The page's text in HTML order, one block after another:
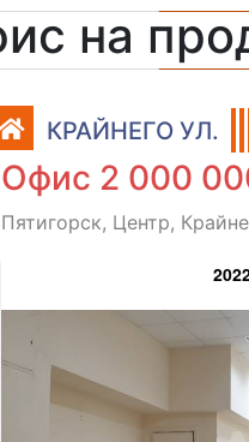
на
КРАЙНЕГО УЛ.
Офис 2 000
Пятигорск, Центр,